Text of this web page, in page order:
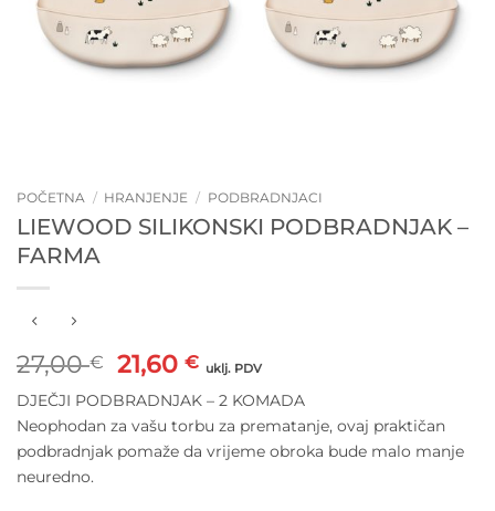
POČETNA / HRANJENJE / PODBRADNJACI
LIEWOOD SILIKONSKI PODBRADNJAK –
FARMA
27,00€
Izvorna
cijena
bila
je:
27,00 €.
21,60€Trenutna
cijena
je:
21,60 €.
uklj. PDV
DJEČJI PODBRADNJAK – 2 KOMADA
Neophodan za vašu torbu za prematanje, ovaj praktičan
podbradnjak pomaže da vrijeme obroka bude malo manje
neuredno.